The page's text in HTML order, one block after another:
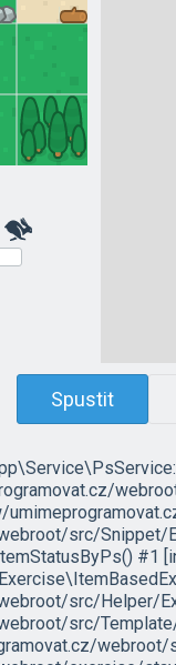
Spustit
src/Snippet/
#1
src/Helper/
src/
webroot/